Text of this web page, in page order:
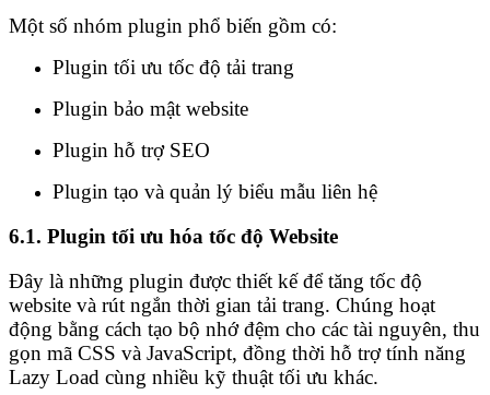
Một số nhóm plugin phổ biến gồm có:
Plugin tối ưu tốc độ tải trang
Plugin bảo mật website
Plugin hỗ trợ SEO
Plugin tạo và quản lý biểu mẫu liên hệ
6.1. Plugin tối ưu hóa tốc độ Website
Đây là những plugin được thiết kế để tăng tốc độ
website và rút ngắn thời gian tải trang. Chúng hoạt
động bằng cách tạo bộ nhớ đệm cho các tài nguyên, thu
gọn mã CSS và JavaScript, đồng thời hỗ trợ tính năng
Lazy Load cùng nhiều kỹ thuật tối ưu khác.